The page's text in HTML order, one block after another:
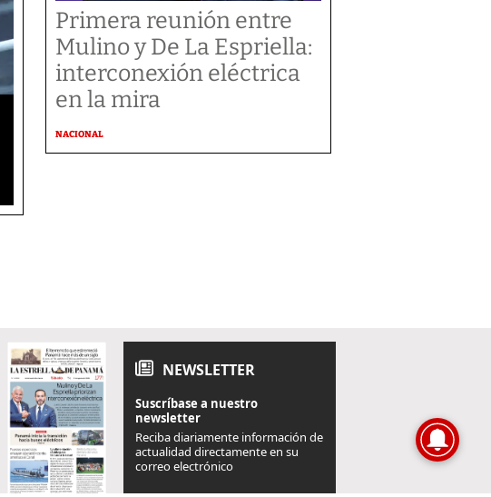
Primera reunión entre
Mulino y De La Espriella:
interconexión eléctrica
en la mira
NACIONAL
NEWSLETTER
Suscríbase a nuestro
newsletter
Reciba diariamente información de
actualidad directamente en su
correo electrónico